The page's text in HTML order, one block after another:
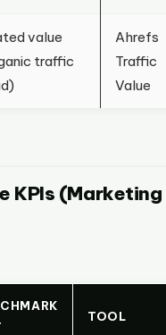
value
traffic
Ahrefs
Traffic
Value
KPIs (Marketing
TOOL